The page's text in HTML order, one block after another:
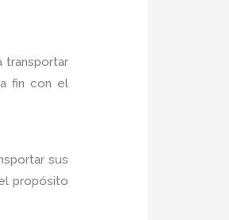
transportar
fin con el
sus
propósito